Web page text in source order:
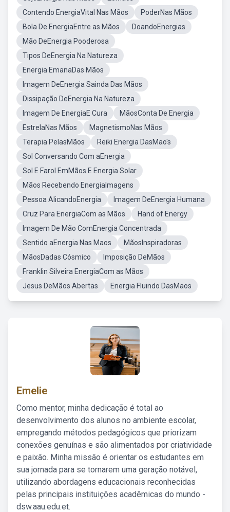
Contendo EnergiaVital Nas Mãos
PoderNas Mãos
Bola De EnergiaEntre as Mãos
DoandoEnergias
Mão DeEnergia Pooderosa
Tipos DeEnergia Na Natureza
Energia EmanaDas Mãos
Imagem DeEnergia Sainda Das Mãos
Dissipação DeEnergia Na Natureza
Imagem De EnergiaE Cura
MãosConta De Energia
EstrelaNas Mãos
MagnetismoNas Mãos
Terapia PelasMãos
Reiki Energia DasMao's
Sol Conversando Com aEnergia
Sol E Farol EmMãos E Energia Solar
Mãos Recebendo EnergiaImagens
Pessoa AlicandoEnergia
Imagem DeEnergia Humana
Cruz Para EnergiaCom as Mãos
Hand of Energy
Imagem De Mão ComEnergia Concentrada
Sentido aEnergia Nas Maos
MãosInspiradoras
MãosDadas Cósmico
Imposição DeMãos
Franklin Silveira EnergiaCom as Mãos
Jesus DeMãos Abertas
Energia Fluindo DasMaos
Emelie
Como mentor, minha dedicação é total ao
desenvolvimento dos alunos no ambiente escolar,
empregando métodos pedagógicos que priorizam
conexões genuínas e são alimentados por criatividade
e paixão. Minha missão é orientar os estudantes em
sua jornada para se tornarem uma geração notável,
utilizando abordagens educacionais reconhecidas
pelas principais instituições acadêmicas do mundo -
dsw.aau.edu.et.